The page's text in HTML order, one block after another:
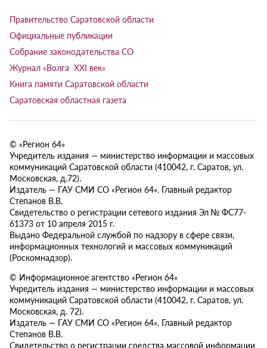
Правительство Саратовской области
Официальные публикации
Собрание законодательства СО
Журнал «Волга XXI век»
Книга памяти Саратовской области
Саратовская областная газета
© «Регион 64»
Учредитель издания — министерство информации и массовых
коммуникаций Саратовской области (410042, г. Саратов, ул.
Московская, д.72).
Издатель — ГАУ СМИ СО «Регион 64». Главный редактор
Степанов В.В.
Свидетельство о регистрации сетевого издания Эл № ФС77-
61373 от 10 апреля 2015 г.
Выдано Федеральной службой по надзору в сфере связи,
информационных технологий и массовых коммуникаций
(Роскомнадзор).
© Информационное агентство «Регион 64»
Учредитель издания — министерство информации и массовых
коммуникаций Саратовской области (410042, г. Саратов, ул.
Московская, д. 72).
Издатель — ГАУ СМИ СО «Регион 64». Главный редактор
Степанов В.В.
Свидетельство о регистрации средства массовой информации